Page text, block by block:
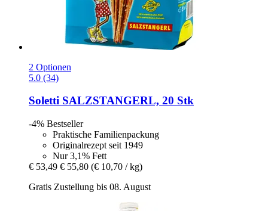
2 Optionen
5.0 (34)
Soletti SALZSTANGERL, 20 Stk
-4% Bestseller
Praktische Familienpackung
Originalrezept seit 1949
Nur 3,1% Fett
€ 53,49 € 55,80 (€ 10,70 / kg)
Gratis Zustellung bis 08. August